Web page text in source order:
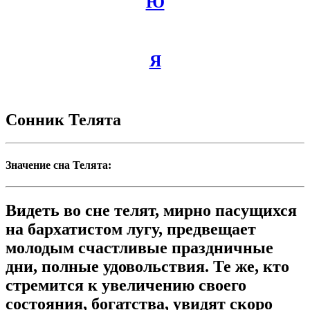
Я
Сонник Телята
Значение сна Телята:
Видеть во сне телят, мирно пасущихся
на бархатистом лугу, предвещает
молодым счастливые праздничные
дни, полные удовольствия. Те же, кто
стремится к увеличению своего
состояния, богатства, увидят скоро